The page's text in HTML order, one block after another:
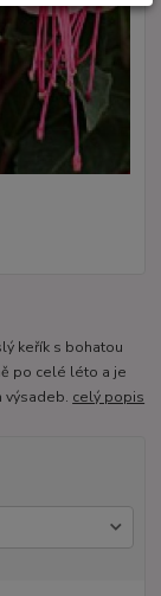
keřík s bohatou
po celé léto a je
výsadeb. celý popis